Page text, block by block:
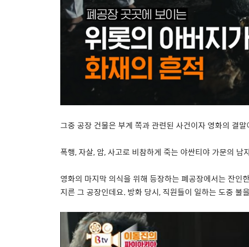
그중 공장 건물은 부계 쪽과 관련된 사건이자 영화의 결
폭행,자살, 암, 사고로 비참하게 죽는 야싼티야 가문의 남
영화의 마지막 의식을 위해 등장하는 폐공장에서는 잔인
지른 그 공장인데요. 방화 당시, 직원들이 일하는 도중 불